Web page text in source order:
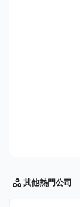
其他熱門公司